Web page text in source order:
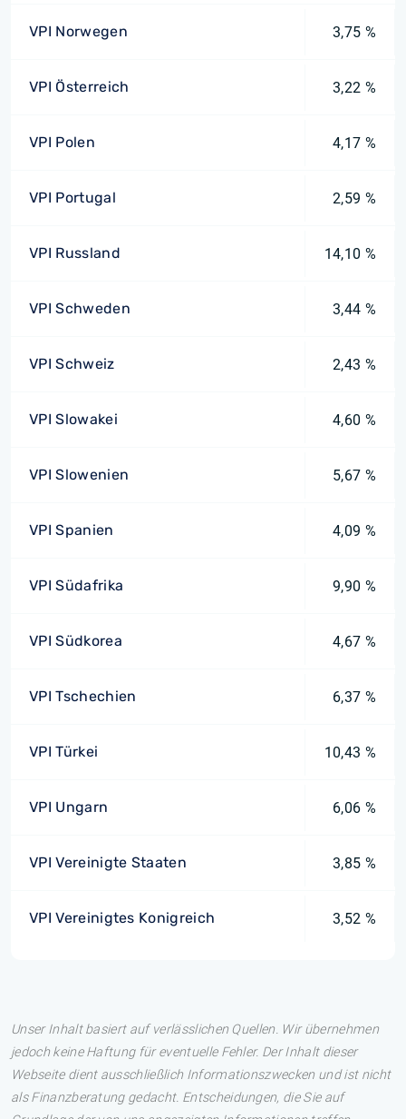
VPI Norwegen 3,75 %
VPI Österreich 3,22 %
VPI Polen 4,17 %
VPI Portugal 2,59 %
VPI Russland 14,10 %
VPI Schweden 3,44 %
VPI Schweiz 2,43 %
VPI Slowakei 4,60 %
VPI Slowenien 5,67 %
VPI Spanien 4,09 %
VPI Südafrika 9,90 %
VPI Südkorea 4,67 %
VPI Tschechien 6,37 %
VPI Türkei 10,43 %
VPI Ungarn 6,06 %
VPI Vereinigte Staaten 3,85 %
VPI Vereinigtes Konigreich 3,52 %
Unser Inhalt basiert auf verlässlichen Quellen. Wir übernehmen
jedoch keine Haftung für eventuelle Fehler. Der Inhalt dieser
Webseite dient ausschließlich Informationszwecken und ist nicht
als Finanzberatung gedacht. Entscheidungen, die Sie auf